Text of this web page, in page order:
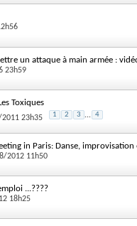
un attaque à main armée :
23h59
Toxiques
23h35 1 2 3 ... 4
in Paris: Danse, improvisation
2012 11h50
...????
18h25